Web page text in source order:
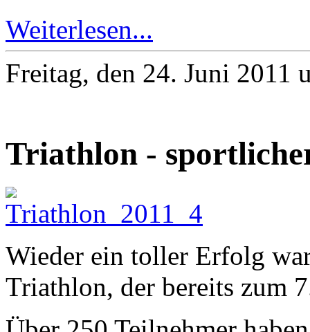
Weiterlesen...
Freitag, den 24. Juni 2011
Triathlon -
Wieder ein toller Erfolg
Triathlon, der bereits zum